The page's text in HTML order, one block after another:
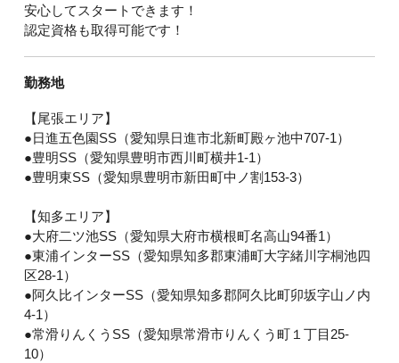
安心してスタートできます！
認定資格も取得可能です！
勤務地
【尾張エリア】
●日進五色園SS（愛知県日進市北新町殿ヶ池中707-1）
●豊明SS（愛知県豊明市西川町横井1-1）
●豊明東SS（愛知県豊明市新田町中ノ割153-3）
【知多エリア】
●大府二ツ池SS（愛知県大府市横根町名高山94番1）
●東浦インターSS（愛知県知多郡東浦町大字緒川字桐池四
区28-1）
●阿久比インターSS（愛知県知多郡阿久比町卯坂字山ノ内
4-1）
●常滑りんくうSS（愛知県常滑市りんくう町１丁目25-
10）